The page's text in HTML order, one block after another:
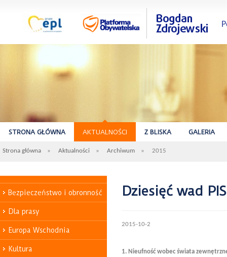
STRONA GŁÓWNA AKTUALNOŚCI Z BLISKA GALERIA
Strona główna » Aktualności » Archiwum » 2015
Bezpieczeństwo i obronność
Dla prasy
Europa Wschodnia
Kultura
Dziesięć wad
2015-10-2
1. Nieufność wobec świata